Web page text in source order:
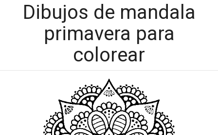
Dibujos de mandala
primavera para
colorear